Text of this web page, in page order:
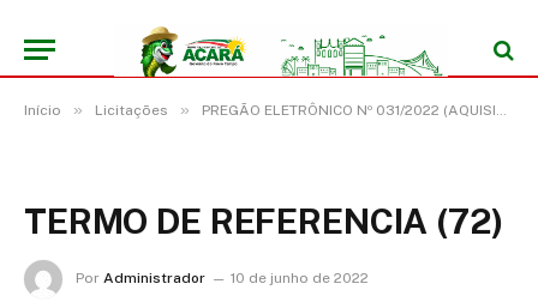
Início » Licitações » PREGÃO ELETRÔNICO Nº 031/2022 (AQUISIÇÃO DE MOBILIÁRIO, OBJETIVANDO ATENDER AS DEMANDAS DA PREFEITURA MUNICIPAL E SECRETARIAS DO MUNICÍPIO DE ACARÁ/PA)
TERMO DE REFERENCIA (72)
Por Administrador
10 de junho de 2022